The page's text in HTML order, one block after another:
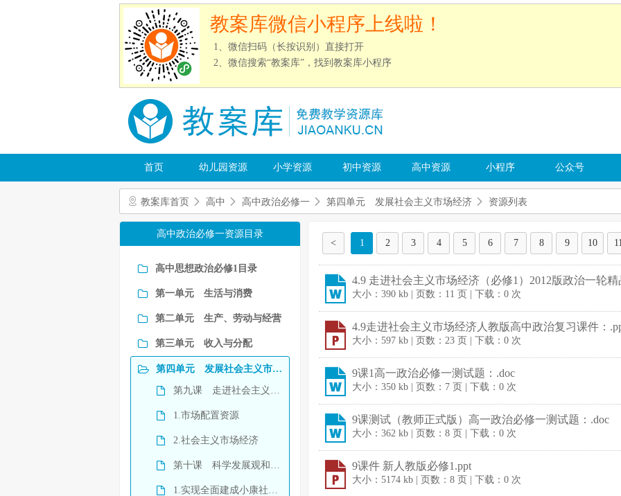
教案库微信小程序上线啦！
1、微信扫码（长按识别）直接打开
2、微信搜索“教案库”，找到教案库小程序
首页 幼儿园资源 小学资源 初中资源 高中资源 小程序 公众号
教案库首页 高中 高中政治必修一 第四单元 发展社会主义市场经济 资源列表
高中政治必修一资源目录
高中思想政治必修1目录
第一单元 生活与消费
第二单元 生产、劳动与经营
第三单元 收入与分配
第四单元 发展社会主义市场经济
第九课 走进社会主义市场经济
1.市场配置资源
2.社会主义市场经济
第十课 科学发展观和小康社会的经济建设
1.实现全面建成小康社会的目标
< 1 2 3 4 5 6 7 8 9 10
4.9 走进社会主义市场经济（必修1）2012版政治一轮
大小：390 kb | 页数：11 页 | 下载：0 次
4.9走进社会主义市场经济人教版高中政治复习课件：
大小：597 kb | 页数：23 页 | 下载：0 次
9课1高一政治必修一测试题：.doc
大小：350 kb | 页数：7 页 | 下载：0 次
9课测试（教师正式版）高一政治必修一测试题：.doc
大小：362 kb | 页数：8 页 | 下载：0 次
9课件 新人教版必修1.ppt
大小：5174 kb | 页数：8 页 | 下载：0 次